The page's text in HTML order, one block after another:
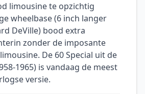
limousine te opzichtig
wheelbase (6 inch langer
DeVille) bood extra
zonder de imposante
De 60 Special uit de
1965) is vandaag de meest
versie.